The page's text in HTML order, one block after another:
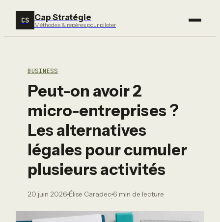
CS Cap Stratégie
Méthodes & repères pour piloter
BUSINESS
Peut-on avoir 2
micro-entreprises ?
Les alternatives
légales pour cumuler
plusieurs activités
20 juin 2026
·
Élise Caradec
·
6 min de lecture